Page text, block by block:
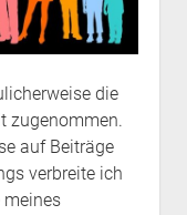
die
zugenommen.
auf Beiträge
verbreite ich
meines